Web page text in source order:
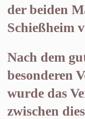
der beiden
Schießheim
Nach dem
besonderen
wurde das
zwischen